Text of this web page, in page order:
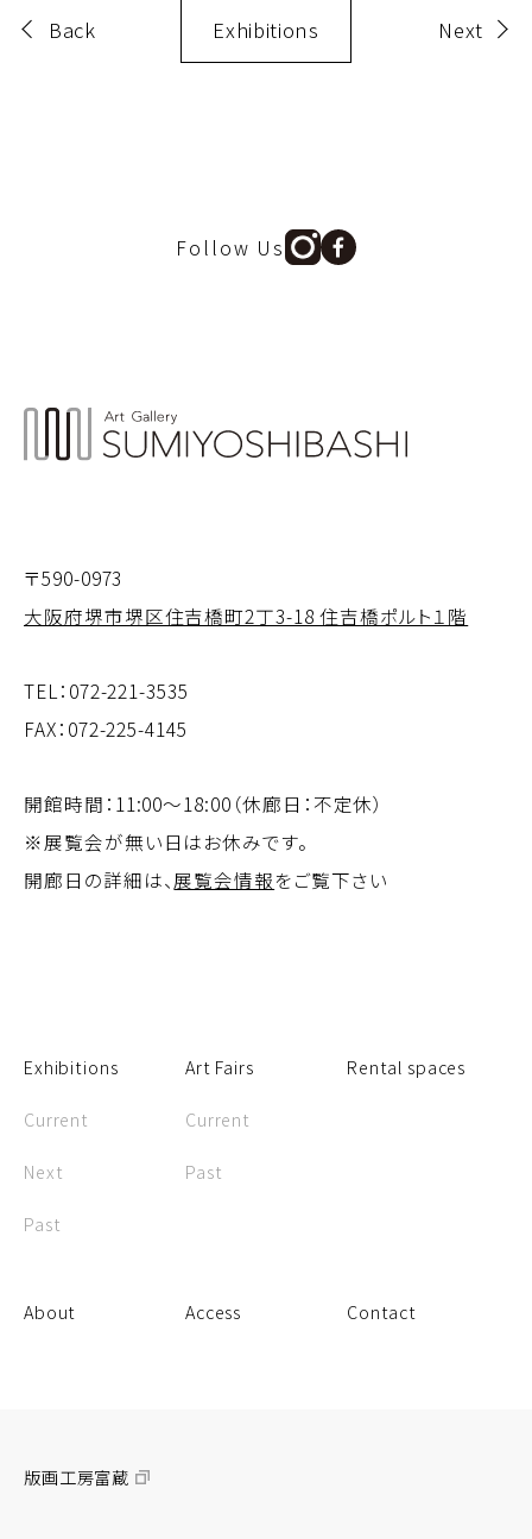
Back Exhibitions Next
Follow Us
〒590-0973
大阪府堺市堺区住吉橋町2丁3-18 住吉橋ポルト１階
TEL： 072-221-3535
FAX：072-225-4145
開館時間：11:00～18:00（休廊日：不定休）
※展覧会が無い日はお休みです。
開廊日の詳細は、 展覧会情報をご覧下さい
Exhibitions
Current
Next
Past
Art Fairs
Current
Past
Rental spaces
About Access Contact
版画工房富蔵